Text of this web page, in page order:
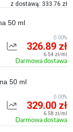
z dostawą: 333.76 zł
50 ml
326.89 zł
6.54 zł/ml
Darmowa dostawa
0.00%
50 ml
329.00 zł
6.58 zł/ml
Darmowa dostawa
0.00%